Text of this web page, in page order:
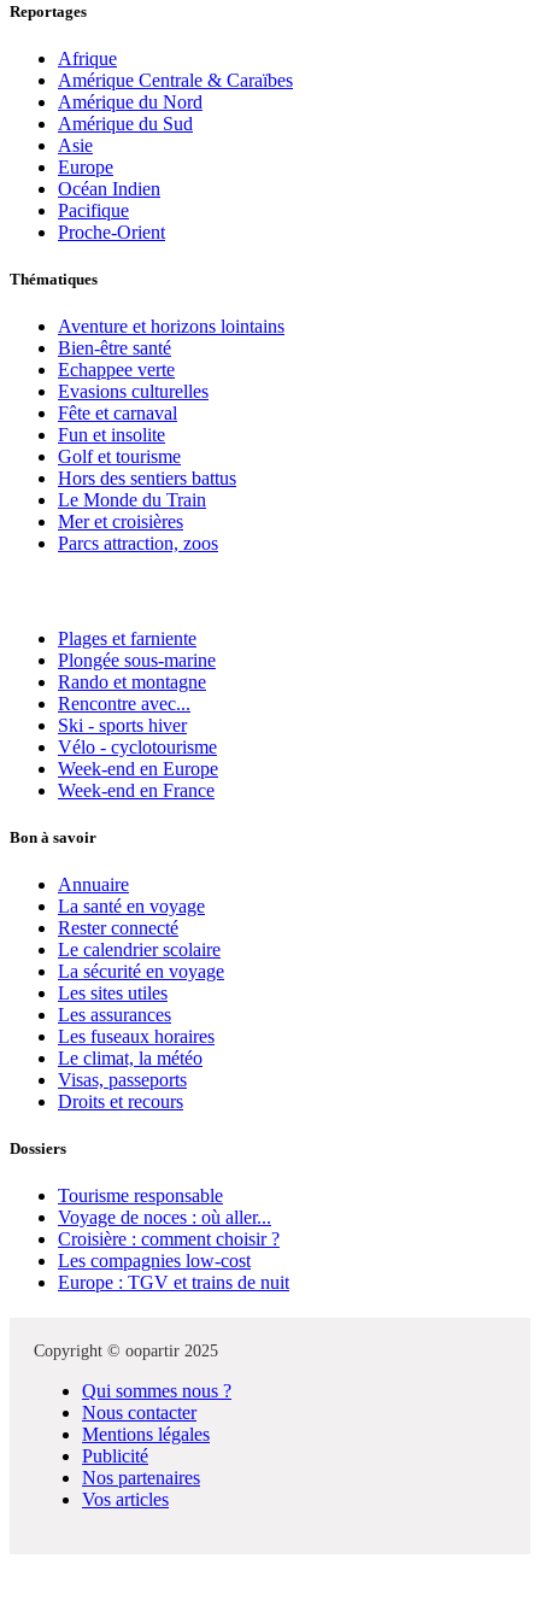
Reportages
Afrique
Amérique Centrale & Caraïbes
Amérique du Nord
Amérique du Sud
Asie
Europe
Océan Indien
Pacifique
Proche-Orient
Thématiques
Aventure et horizons lointains
Bien-être santé
Echappee verte
Evasions culturelles
Fête et carnaval
Fun et insolite
Golf et tourisme
Hors des sentiers battus
Le Monde du Train
Mer et croisières
Parcs attraction, zoos
Plages et farniente
Plongée sous-marine
Rando et montagne
Rencontre avec...
Ski - sports hiver
Vélo - cyclotourisme
Week-end en Europe
Week-end en France
Bon à savoir
Annuaire
La santé en voyage
Rester connecté
Le calendrier scolaire
La sécurité en voyage
Les sites utiles
Les assurances
Les fuseaux horaires
Le climat, la météo
Visas, passeports
Droits et recours
Dossiers
Tourisme responsable
Voyage de noces : où aller...
Croisière : comment choisir ?
Les compagnies low-cost
Europe : TGV et trains de nuit
Copyright © oopartir 2025
Qui sommes nous ?
Nous contacter
Mentions légales
Publicité
Nos partenaires
Vos articles